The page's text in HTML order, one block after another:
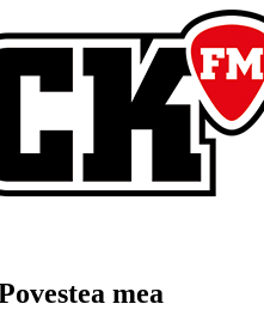
mea